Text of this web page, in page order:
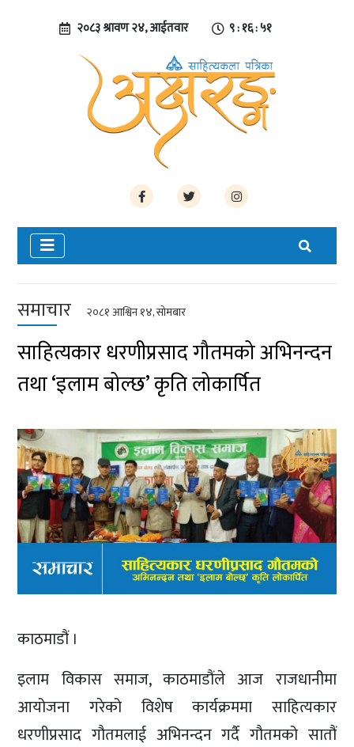
२०८३ श्रावण २४, आईतवार ९ : १६ : ५२
समाचार २०८१ आश्विन १४, सोमबार
साहित्यकार धरणीप्रसाद गौतमको अभिनन्दन
तथा ‘इलाम बोल्छ’ कृति लोकार्पित
काठमाडौं ।
इलाम विकास समाज, काठमाडौंले आज राजधानीमा
आयोजना गरेको विशेष कार्यक्रममा साहित्यकार
धरणीप्रसाद गौतमलाई अभिनन्दन गर्दै गौतमको सातौं